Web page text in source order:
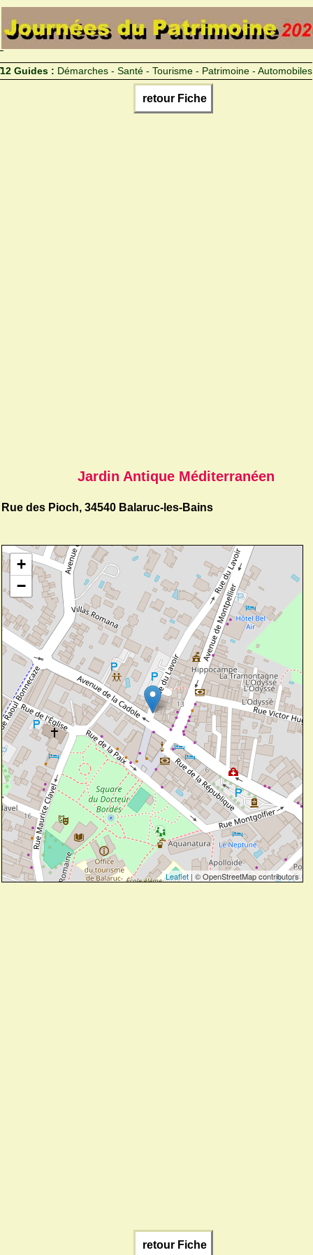
12 Guides : Démarches - Santé - Tourisme - Patrimoine - Automobiles
retour Fiche
Jardin Antique Méditerranéen
Rue des Pioch, 34540 Balaruc-les-Bains
+
−
Leaflet | © OpenStreetMap contributors
retour Fiche